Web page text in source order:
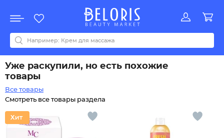
Акции
Все бренды
0-9ABCDEFGHIJKLMNOPQRSTUVWYZАБВДЗИМОКЛНПРСТУФ
Уже раскупили, но есть похожие
товары
Все товары
Смотреть все товары раздела